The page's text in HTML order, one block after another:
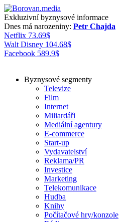
Exkluzivní byznysové informace
Dnes má narozeniny: Petr Chajda
Netflix 73.69$
Walt Disney 104.68$
Facebook 589.9$
Byznysové segmenty
Televize
Film
Internet
Miliardáři
Mediální agentury
E-commerce
Start-up
Vydavatelství
Reklama/PR
Investice
Marketing
Telekomunikace
Hudba
Knihy
Počítačové hry/konzole